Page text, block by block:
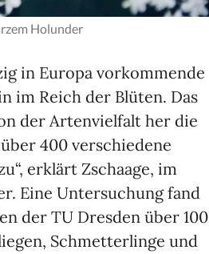
Holunder
in Europa vorkommende
im Reich der Blüten. Das
der Artenvielfalt her die
400 verschiedene
erklärt Zschaage, im
Eine Untersuchung fand
der TU Dresden über 100
Schmetterlinge und